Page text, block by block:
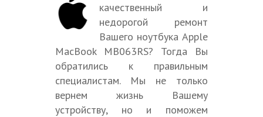
качественный и
недорогой ремонт
Вашего ноутбука Apple
MacBook MB063RS? Тогда Вы
обратились к правильным
специалистам. Мы не только
вернем жизнь Вашему
устройству, но и поможем